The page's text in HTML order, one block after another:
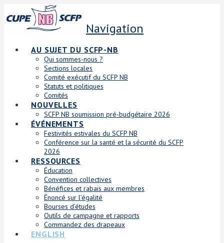
Navigation
AU SUJET DU SCFP-NB
Qui sommes-nous ?
Sections locales
Comité exécutif du SCFP NB
Statuts et politiques
Comités
NOUVELLES
SCFP NB soumission pré-budgétaire 2026
ÉVÉNEMENTS
Festivités estivales du SCFP NB
Conférence sur la santé et la sécurité du SCFP
2026
RESSOURCES
Éducation
Convention collectives
Bénéfices et rabais aux membres
Énoncé sur l’égalité
Bourses d’études
Outils de campagne et rapports
Commandez des drapeaux
ENGLISH